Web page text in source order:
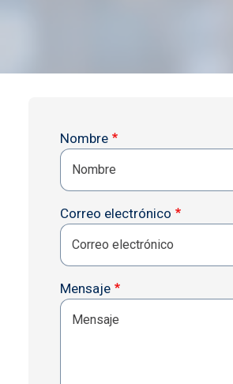
Nombre
Correo electrónico
Mensaje